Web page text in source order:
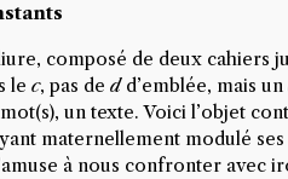
composé de deux cahiers
le c, pas de dd’emblée, mais un
un texte. Voici l’objet
maternellement modulé
à nous confronter avec